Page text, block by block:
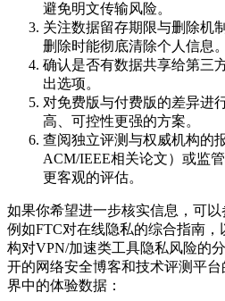
避免明文传输风险。
关注数据留存期限与删除机
删除时能彻底清除个人信息。
确认是否有数据共享给第三
出选项。
对免费版与付费版的差异进
高、可控性更强的方案。
查阅独立评测与权威机构的
ACM/IEEE相关论文）或监
更客观的评估。
如果你希望进一步核实信息，可以
例如FTC对在线隐私的综合指南
构对VPN/加速类工具隐私风险的
开的网络安全博客和技术评测平
界中的体验数据：